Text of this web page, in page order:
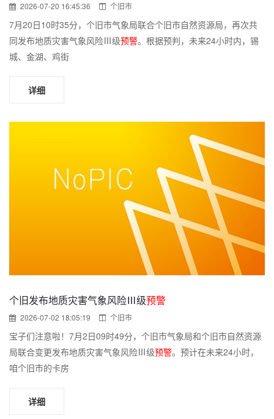
2026-07-20 16:45:36 个旧市
7月20日10时35分，个旧市气象局联合个旧市自然资源局，再次共
同发布地质灾害气象风险Ⅲ级预警。根据预判，未来24小时内，锡
城、金湖、鸡街
详细
个旧发布地质灾害气象风险Ⅲ级预警
2026-07-02 18:05:19 个旧市
宝子们注意啦！7月2日09时49分，个旧市气象局和个旧市自然资源
局联合变更发布地质灾害气象风险Ⅲ级预警。预计在未来24小时，
咱个旧市的卡房
详细